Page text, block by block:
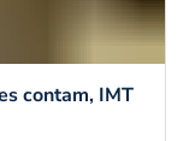
contam, IMT